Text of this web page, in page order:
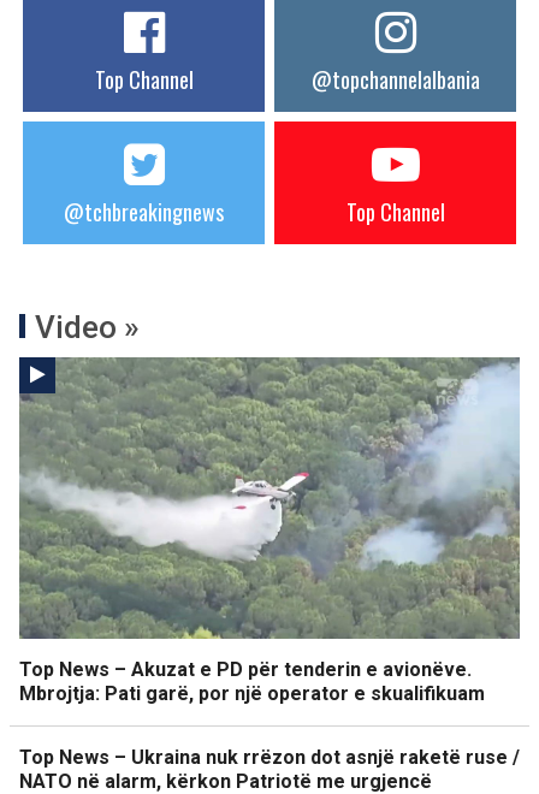
Top Channel @topchannelalbania
@tchbreakingnews Top Channel
Video »
Top News – Akuzat e PD për tenderin e avionëve.
Mbrojtja: Pati garë, por një operator e skualifikuam
Top News – Ukraina nuk rrëzon dot asnjë raketë ruse /
NATO në alarm, kërkon Patriotë me urgjencë